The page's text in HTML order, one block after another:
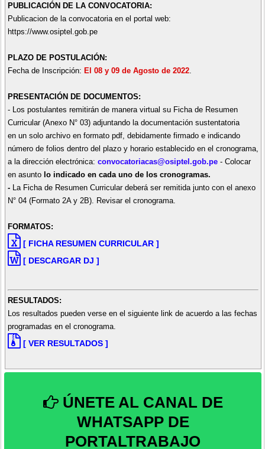
PUBLICACIÓN DE LA CONVOCATORIA:
Publicacion de la convocatoria en el portal web:
https://www.osiptel.gob.pe
PLAZO DE POSTULACIÓN:
Fecha de Inscripción: El 08 y 09 de Agosto de 2022.
PRESENTACIÓN DE DOCUMENTOS:
- Los postulantes remitirán de manera virtual su Ficha de Resumen
Curricular (Anexo N° 03) adjuntando la documentación sustentatoria
en un solo archivo en formato pdf, debidamente firmado e indicando
número de folios dentro del plazo y horario establecido en el cronograma,
a la dirección electrónica: convocatoriacas@osiptel.gob.pe- Colocar
en asuntolo indicado en cada uno de los cronogramas.
- La Ficha de Resumen Curricular deberá ser remitida junto con el anexo
N° 04 (Formato 2A y 2B). Revisar el cronograma.
FORMATOS:
[ FICHA RESUMEN CURRICULAR ]
[ DESCARGAR DJ ]
RESULTADOS:
Los resultados pueden verse en el siguiente link de acuerdo a las fechas
programadas en el cronograma.
[ VER RESULTADOS ]
ÚNETE AL CANAL DE
WHATSAPP DE
PORTALTRABAJO